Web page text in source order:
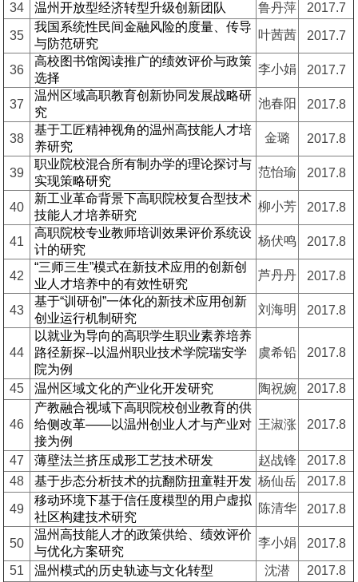
34
温州开放型经济转型升级创新团队 鲁丹萍 2017.7
35
我国系统性民间金融风险的度量、传导
与防范研究
叶茜茜 2017.7
36
高校图书馆阅读推广的绩效评价与政策
选择
李小娟 2017.7
37
温州区域高职教育创新协同发展战略研
究
池春阳 2017.8
38
基于工匠精神视角的温州高技能人才培
养研究
金璐 2017.8
39
职业院校混合所有制办学的理论探讨与
实现策略研究
范怡瑜 2017.8
40
新工业革命背景下高职院校复合型技术
技能人才培养研究
柳小芳 2017.8
41
高职院校专业教师培训效果评价系统设
计的研究
杨伏鸣 2017.8
42
“三师三生”模式在新技术应用的创新创
业人才培养中的有效性研究
芦丹丹 2017.8
43
基于“训研创”一体化的新技术应用创新
创业运行机制研究
刘海明 2017.8
44
以就业为导向的高职学生职业素养培养
路径新探--以温州职业技术学院瑞安学
院为例
虞希铅 2017.8
45 温州区域文化的产业化开发研究 陶祝婉 2017.8
46
产教融合视域下高职院校创业教育的供
给侧改革——以温州创业人才与产业对
接为例
王淑涨 2017.8
47 薄壁法兰挤压成形工艺技术研发 赵战锋
2017.8
48
基于步态分析技术的抗翻防扭童鞋开发 杨仙岳 2017.8
49
移动环境下基于信任度模型的用户虚拟
社区构建技术研究
陈清华 2017.8
50
温州高技能人才的政策供给、绩效评价
与优化方案研究
李小娟
2017.8
51
温州模式的历史轨迹与文化转型 沈潜 2017.8